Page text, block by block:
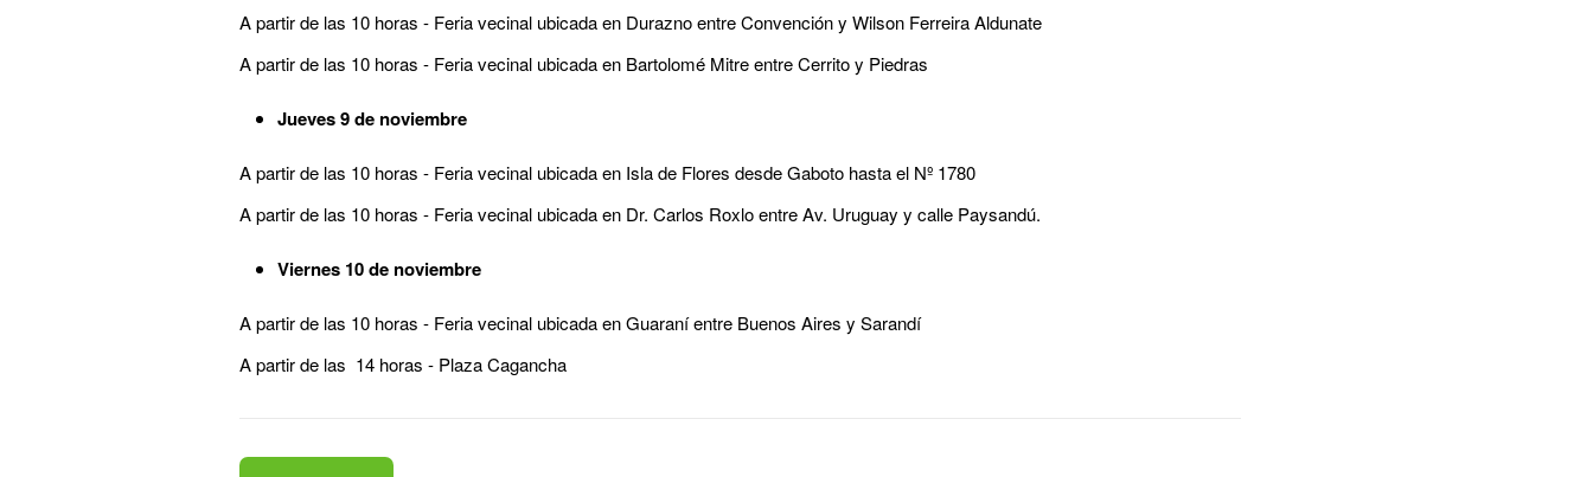
​A partir de las 10 horas - Feria vecinal ubicada en Durazno entre Convención y Wilson Ferreira Aldunate
A partir de las 10 horas - Feria vecinal ubicada en Bartolomé Mitre entre Cerrito y Piedras
Jueves 9 de noviembre
A partir de las 10 horas - Feria vecinal ubicada en Isla de Flores desde Gaboto hasta el Nº 1780
A partir de las 10 horas - Feria vecinal ubicada en Dr. Carlos Roxlo entre Av. Uruguay y calle Paysandú.
Viernes 10 de noviembre
​A partir de las 10 horas - Feria vecinal ubicada en Guaraní entre Buenos Aires y Sarandí
A partir de las 14 horas - Plaza Cagancha